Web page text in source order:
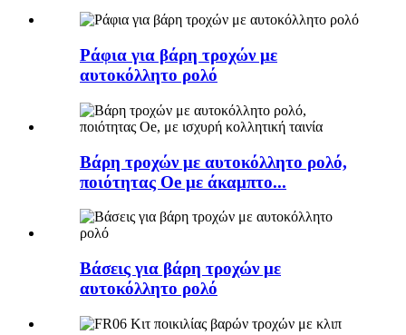
Ράφια για βάρη τροχών με
αυτοκόλλητο ρολό
Βάρη τροχών με αυτοκόλλητο ρολό,
ποιότητας Oe με άκαμπτο...
Βάσεις για βάρη τροχών με
αυτοκόλλητο ρολό